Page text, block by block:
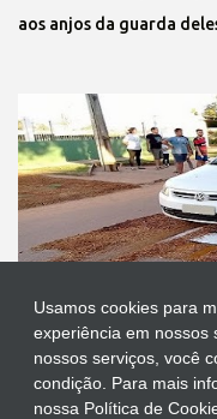
Usamos cookies para
experiência em nossos
nossos serviços, você
condição. Para mais
nossa Política de
aos anjos da guarda
Protestante destrói
se revoltam